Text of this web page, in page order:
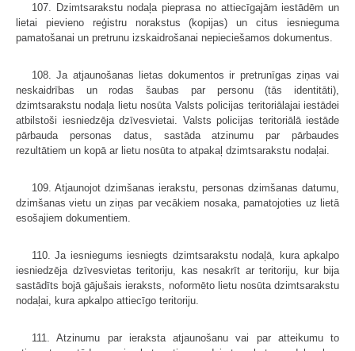
107. Dzimtsarakstu nodaļa pieprasa no attiecīgajām iestādēm un
lietai pievieno reģistru norakstus (kopijas) un citus iesnieguma
pamatošanai un pretrunu izskaidrošanai nepieciešamos dokumentus.
108. Ja atjaunošanas lietas dokumentos ir pretrunīgas ziņas vai
neskaid­rības un rodas šaubas par personu (tās identitāti),
dzimtsarakstu nodaļa lietu nosūta Valsts policijas teritoriālajai iestādei
atbilstoši iesniedzēja dzīvesvietai. Valsts policijas teritoriālā iestāde
pārbauda personas datus, sastāda atzinumu par pārbaudes
rezultātiem un kopā ar lietu nosūta to atpakaļ dzimtsarakstu nodaļai.
109. Atjaunojot dzimšanas ierakstu, personas dzimšanas datumu,
dzimša­nas vietu un ziņas par vecākiem nosaka, pamatojoties uz lietā
esošajiem dokumentiem.
110. Ja iesniegums iesniegts dzimtsarakstu nodaļā, kura apkalpo
iesnie­dzēja dzīvesvietas teritoriju, kas nesakrīt ar teritoriju, kur bija
sastādīts bojā gājušais ieraksts, noformēto lietu nosūta dzimtsarakstu
nodaļai, kura apkalpo attiecīgo teritoriju.
111. Atzinumu par ieraksta atjaunošanu vai par atteikumu to